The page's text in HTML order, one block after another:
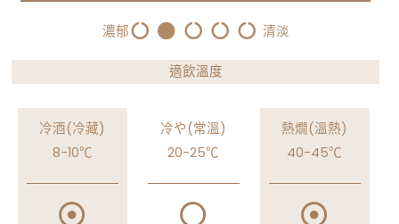
濃郁 清淡
適飲溫度
冷酒(冷藏)
8-10℃
冷や(常溫)
20-25℃
熱燗(溫熱)
40-45℃